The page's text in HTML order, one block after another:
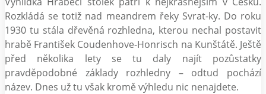
Rozkládá se totiž nad meandrem řeky Svrat-ky. Do roku
1930 tu stála dřevěná rozhledna, kterou nechal postavit
hrabě František Coudenhove-Honrisch na Kunštátě. Ještě
před několika lety se tu daly najít pozůstatky
pravděpodobné základy rozhledny – odtud pochází
název. Dnes už tu však kromě výhledu nic nenajdete.